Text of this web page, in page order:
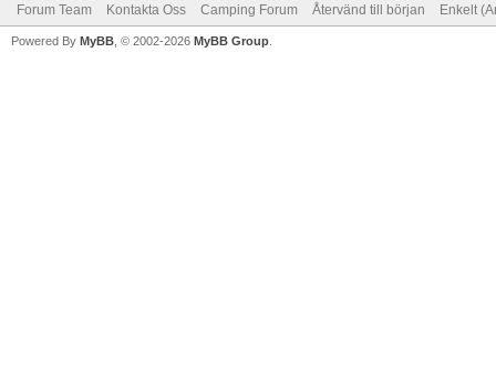
Forum Team Kontakta Oss Camping Forum Återvänd till början Enkelt
Powered By MyBB , © 2002-2026 MyBB Group